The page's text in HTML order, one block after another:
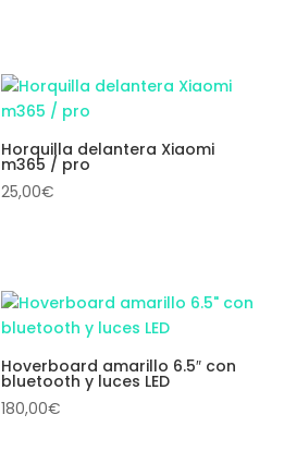
Horquilla delantera Xiaomi
m365 / pro
25,00€
Hoverboard amarillo 6.5″ con
bluetooth y luces LED
180,00€